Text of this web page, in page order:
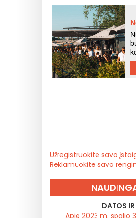
Užregistruokite savo
Reklamuokite savo
DATOS
Apie 2023 m. spalio